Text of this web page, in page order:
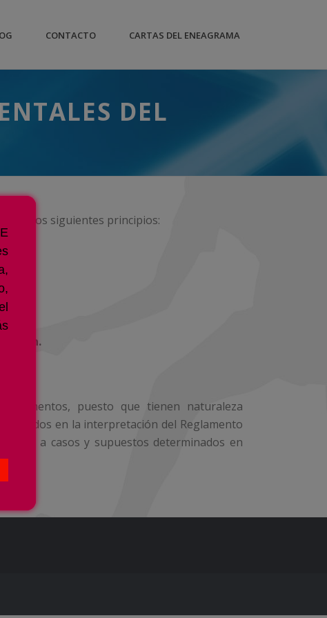
CONTACTO CARTAS DEL ENEAGRAMA
DEL
a los siguientes principios:
puesto que tienen naturaleza
en la interpretación del Reglamento
a casos y supuestos determinados en